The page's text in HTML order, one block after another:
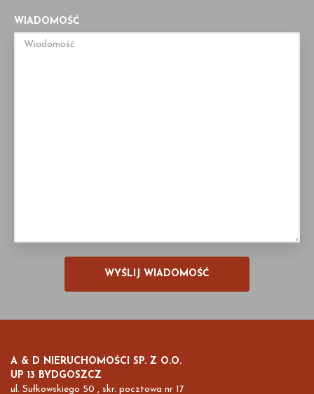
WIADOMOŚĆ
A & D NIERUCHOMOŚCI SP. Z O.O.
UP 13 BYDGOSZCZ
ul. Sułkowskiego 50 , skr. pocztowa nr 17